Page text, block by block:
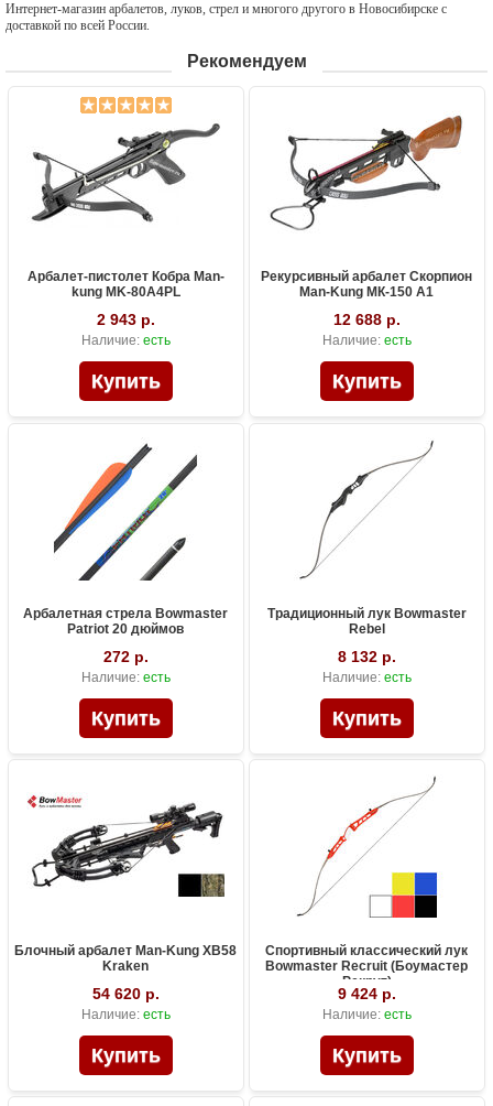
Интернет-магазин арбалетов, луков, стрел и многого другого в Новосибирске с
доставкой по всей России.
Рекомендуем
Арбалет-пистолет Кобра Man-
kung MK-80A4PL
2 943 р.
Наличие: есть
Рекурсивный арбалет Скорпион
Man-Kung МК-150 А1
12 688 р.
Наличие: есть
Арбалетная стрела Bowmaster
Patriot 20 дюймов
272 р.
Наличие: есть
Традиционный лук Bowmaster
Rebel
8 132 р.
Наличие: есть
Блочный арбалет Man-Kung XB58
Kraken
54 620 р.
Наличие: есть
Спортивный классический лук
Bowmaster Recruit (Боумастер
Рекрут)
9 424 р.
Наличие: есть